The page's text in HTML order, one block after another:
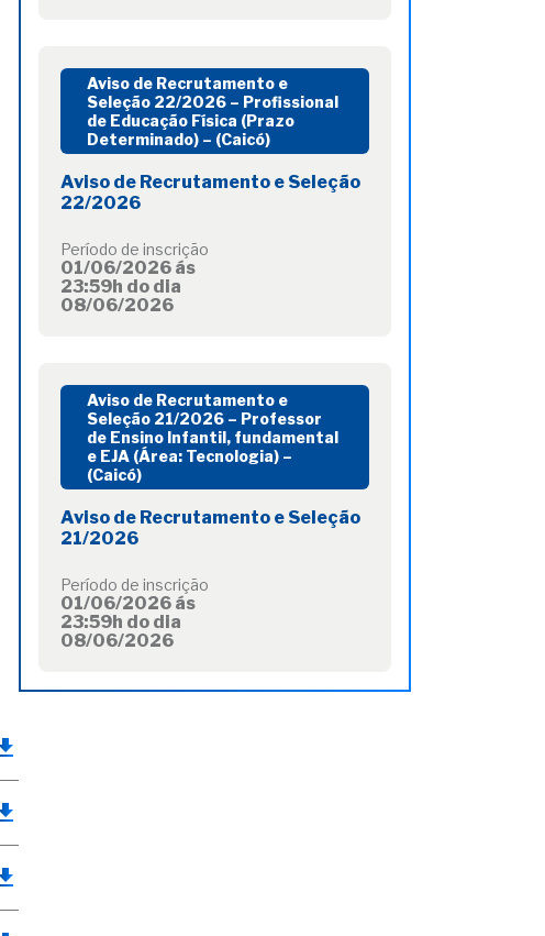
Aviso de Recrutamento e
Seleção 22/2026 – Profissional
de Educação Física (Prazo
Determinado) – (Caicó)
Aviso de Recrutamento e Seleção
22/2026
Período de inscrição
01/06/2026 ás
23:59h do dia
08/06/2026
Aviso de Recrutamento e
Seleção 21/2026 – Professor
de Ensino Infantil, fundamental
e EJA (Área: Tecnologia) –
(Caicó)
Aviso de Recrutamento e Seleção
21/2026
Período de inscrição
01/06/2026 ás
23:59h do dia
08/06/2026